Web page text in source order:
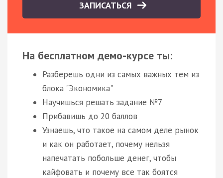
ЗАПИСАТЬСЯ
На бесплатном демо-курсе ты:
Разберешь одни из самых важных тем из
блока "Экономика"
Научишься решать задание №7
Прибавишь до 20 баллов
Узнаешь, что такое на самом деле рынок
и как он работает, почему нельзя
напечатать побольше денег, чтобы
кайфовать и почему все так боятся